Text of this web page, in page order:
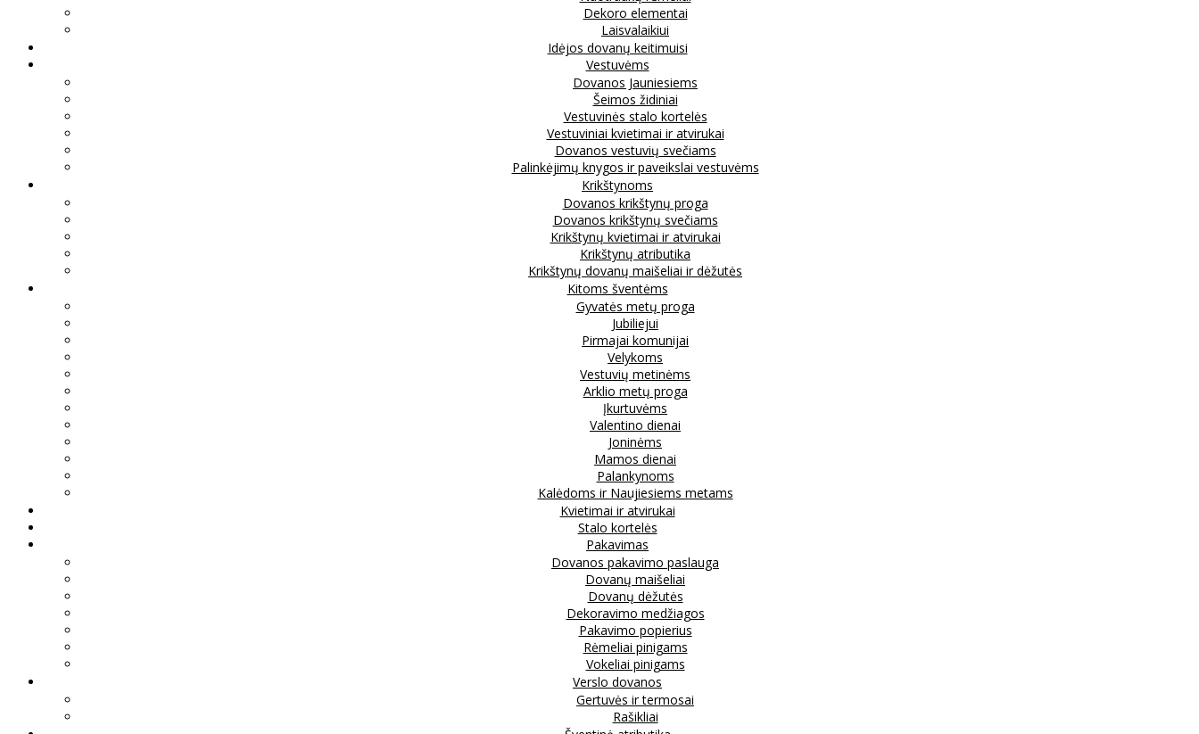
Dekoro elementai
Laisvalaikiui
Idėjos dovanų keitimuisi
Vestuvėms
Dovanos Jauniesiems
Šeimos židiniai
Vestuvinės stalo kortelės
Vestuviniai kvietimai ir atvirukai
Dovanos vestuvių svečiams
Palinkėjimų knygos ir paveikslai vestuvėms
Krikštynoms
Dovanos krikštynų proga
Dovanos krikštynų svečiams
Krikštynų kvietimai ir atvirukai
Krikštynų atributika
Krikštynų dovanų maišeliai ir dėžutės
Kitoms šventėms
Gyvatės metų proga
Jubiliejui
Pirmajai komunijai
Velykoms
Vestuvių metinėms
Arklio metų proga
Įkurtuvėms
Valentino dienai
Joninėms
Mamos dienai
Palankynoms
Kalėdoms ir Naujiesiems metams
Kvietimai ir atvirukai
Stalo kortelės
Pakavimas
Dovanos pakavimo paslauga
Dovanų maišeliai
Dovanų dėžutės
Dekoravimo medžiagos
Pakavimo popierius
Rėmeliai pinigams
Vokeliai pinigams
Verslo dovanos
Gertuvės ir termosai
Rašikliai